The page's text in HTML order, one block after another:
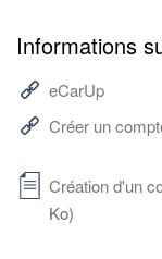
Informations
eCarUp
Créer un
Création d'un
Ko)